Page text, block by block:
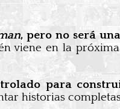
, pero no será
viene en la
para
historias